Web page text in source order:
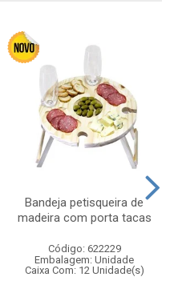
Bandeja petisqueira de
madeira com porta tacas
Código: 622229
Embalagem: Unidade
Caixa Com: 12 Unidade(s)